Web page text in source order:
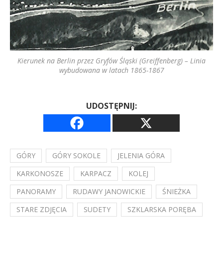
Kierunek na Berlin przez Gryfów Śląski (Greiffenberg) – Linia
wybudowana w latach 1865-1867
UDOSTĘPNIJ:
GÓRY GÓRY SOKOLE
JELENIA GÓRA
KARKONOSZE
KARPACZ
KOLEJ
PANORAMY
RUDAWY JANOWICKIE
ŚNIEŻKA
STARE ZDJĘCIA
SUDETY SZKLARSKA PORĘBA